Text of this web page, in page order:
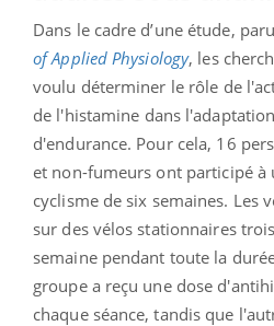
Dans le cadre d’une étude,
of Applied Physiology, les
voulu déterminer le rôle de
de l'histamine dans
d'endurance. Pour cela, 16
et non-fumeurs ont participé à
cyclisme de six semaines. Les
sur des vélos stationnaires
semaine pendant toute la
groupe a reçu une dose
chaque séance, tandis que